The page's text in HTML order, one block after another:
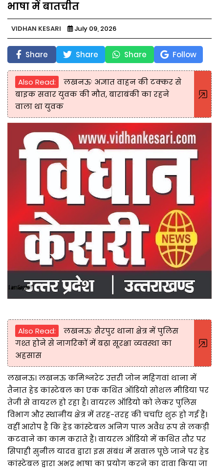
भाषा में बातचीत
VIDHAN KESARI July 09, 2026
Share Share Share Follow
Also Read:
लखनऊः अज्ञात वाहन की टक्कर से
बाइक सवार युवक की मौत, बाराबंकी का रहने
वाला था युवक
Also Read:
लखनऊः सैरपुर थाना क्षेत्र में पुलिस
गश्त होने से नागरिकों में बढ़ा सूरक्षा व्यवस्था का
अहसास
लखनऊ। लखनऊ कमिश्नरेट उत्तरी जोन महिगवां थाना में
तैनात हेड कांस्टेबल का एक कथित ऑडियो सोशल मीडिया पर
तेजी से वायरल हो रहा है। वायरल ऑडियो को लेकर पुलिस
विभाग और स्थानीय क्षेत्र में तरह-तरह की चर्चाएं शुरू हो गई हैं।
वहीं आरोप है कि हेड कांस्टेबल अनिग पाल अवैध रूप से लकड़ी
कटवाने का काम कराते हैं। वायरल ऑडियो में कथित तौर पर
सिपाही सुनील यादव द्वारा इस संबंध में सवाल पूछे जाने पर हेड
कांस्टेबल द्वारा अभद्र भाषा का प्रयोग करने का दावा किया जा